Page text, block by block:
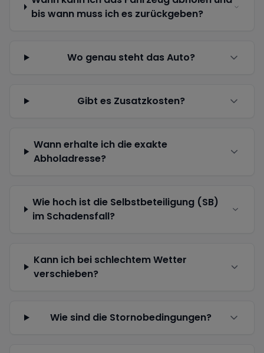
bis wann muss ich es zurückgeben?
Wo genau steht das Auto?
Gibt es Zusatzkosten?
Wann erhalte ich die exakte
Abholadresse?
Wie hoch ist die Selbstbeteiligung (SB)
im Schadensfall?
Kann ich bei schlechtem Wetter
verschieben?
Wie sind die Stornobedingungen?